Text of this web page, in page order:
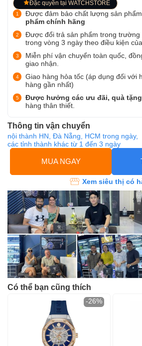
Đặc quyền tại WATCHSTORE
Được đảm bảo chất lượng sản phẩm,
phẩm chính hãng
Được đổi trả sản phẩm trong trường
trong vòng 3 ngày theo điều kiện của
Miễn phí vận chuyển toàn quốc,
giao nhận.
Giao hàng hỏa tốc (áp dụng đối với
hàng gần nhất)
Được hưởng các ưu đãi, quà tặng
hàng thân thiết.
Thông tin vận chuyển
nội thành HN, Đà Nẵng, HCM trong ngày,
các tỉnh thành khác từ 1 đến 3 ngày
MUA NGAY
Xem siêu thị có
Có thể bạn cũng thích
-26%